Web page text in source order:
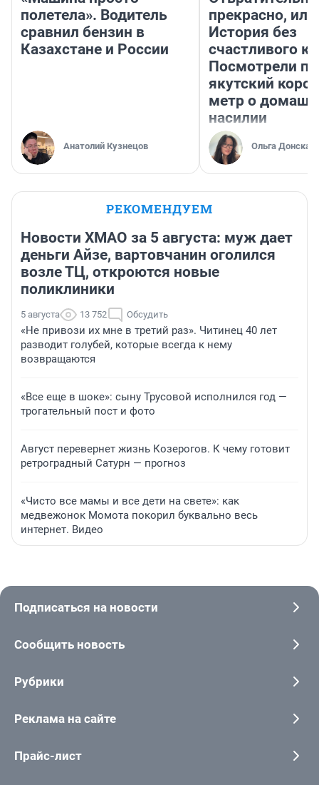
полетела». Водитель
сравнил бензин в
Казахстане и России
Анатолий Кузнецов
прекрасно, или
История без
счастливого
Посмотрели
якутский
метр о
насилии
Ольга Донская
РЕКОМЕНДУЕМ
Новости ХМАО за 5 августа: муж дает
деньги Айзе, вартовчанин оголился
возле ТЦ, откроются новые
поликлиники
5 августа 13 752 Обсудить
«Не привози их мне в третий раз». Читинец 40 лет
разводит голубей, которые всегда к нему
возвращаются
«Все еще в шоке»: сыну Трусовой исполнился год —
трогательный пост и фото
Август перевернет жизнь Козерогов. К чему готовит
ретроградный Сатурн — прогноз
«Чисто все мамы и все дети на свете»: как
медвежонок Момота покорил буквально весь
интернет. Видео
Подписаться на новости
Сообщить новость
Рубрики
Реклама на сайте
Прайс-лист